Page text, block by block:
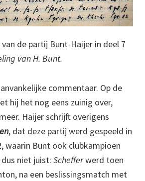
de partij Bunt-Haijer in deel 7
van H. Bunt.
commentaar. Op de
hij het nog eens zuinig over,
Haijer schrijft overigens
, dat deze partij werd gespeeld in
waarin Bunt ook clubkampioen
niet juist: Schefferwerd toen
na een beslissingsmatch met